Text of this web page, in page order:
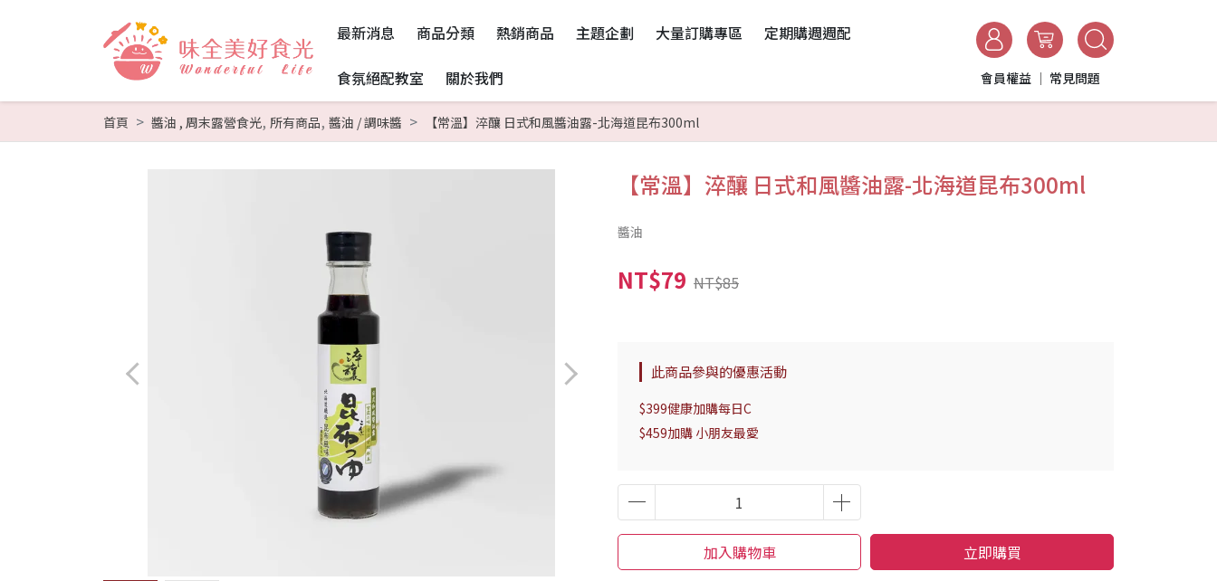
最新消息 商品分類 熱銷商品 主題企劃 大量訂購專區 定期購週週配
食氛絕配教室 關於我們 會員權益 常見問題
首頁 醬油 , 周末露營食光, 所有商品, 醬油 / 調味醬 【常溫】淬釀 日式和風醬油露-北海道昆布300ml
【常溫】淬釀 日式和風醬油露-北海道昆布300ml
醬油
NT$79 NT$85
此商品參與的優惠活動
$399健康加購每日C
$459加購 小朋友最愛
加入購物車 立即購買